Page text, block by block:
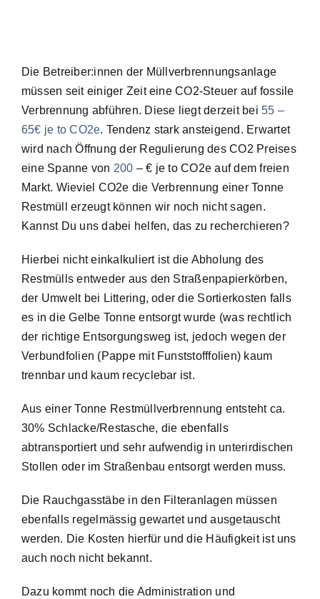
Die Betreiber:innen der Müllverbrennungsanlage
müssen seit einiger Zeit eine CO2-Steuer auf fossile
Verbrennung abführen. Diese liegt derzeit bei55 –
65€ je to CO2e. Tendenz stark ansteigend. Erwartet
wird nach Öffnung der Regulierung des CO2 Preises
eine Spanne von 200 – € je to CO2e auf dem freien
Markt. Wieviel CO2e die Verbrennung einer Tonne
Restmüll erzeugt können wir noch nicht sagen.
Kannst Du uns dabei helfen, das zu recherchieren?
Hierbei nicht einkalkuliert ist die Abholung des
Restmülls entweder aus den Straßenpapierkörben,
der Umwelt bei Littering, oder die Sortierkosten falls
es in die Gelbe Tonne entsorgt wurde (was rechtlich
der richtige Entsorgungsweg ist, jedoch wegen der
Verbundfolien (Pappe mit Funststofffolien) kaum
trennbar und kaum recyclebar ist.
Aus einer Tonne Restmüllverbrennung entsteht ca.
30% Schlacke/Restasche, die ebenfalls
abtransportiert und sehr aufwendig in unterirdischen
Stollen oder im Straßenbau entsorgt werden muss.
Die Rauchgasstäbe in den Filteranlagen müssen
ebenfalls regelmässig gewartet und ausgetauscht
werden. Die Kosten hierfür und die Häufigkeit ist uns
auch noch nicht bekannt.
Dazu kommt noch die Administration und